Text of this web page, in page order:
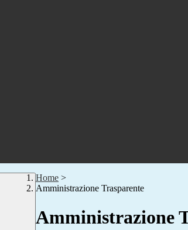
Home >
Amministrazione Trasparente
Amministrazione